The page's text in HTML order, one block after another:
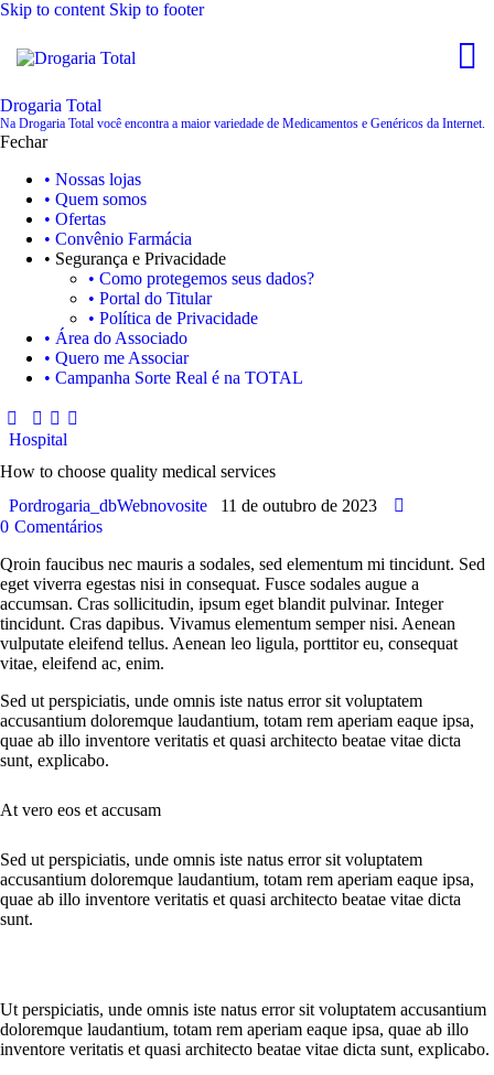
Skip to content Skip to footer
Drogaria Total
Na Drogaria Total você encontra a maior variedade de Medicamentos e Genéricos da Internet.
Fechar
• Nossas lojas
• Quem somos
• Ofertas
• Convênio Farmácia
• Segurança e Privacidade
• Como protegemos seus dados?
• Portal do Titular
• Política de Privacidade
• Área do Associado
• Quero me Associar
• Campanha Sorte Real é na TOTAL
Hospital
How to choose quality medical services
Pordrogaria_dbWebnovosite
11 de outubro de 2023
0 Comentários
Qroin faucibus nec mauris a sodales, sed elementum mi tincidunt. Sed
eget viverra egestas nisi in consequat. Fusce sodales augue a
accumsan. Cras sollicitudin, ipsum eget blandit pulvinar. Integer
tincidunt. Cras dapibus. Vivamus elementum semper nisi. Aenean
vulputate eleifend tellus. Aenean leo ligula, porttitor eu, consequat
vitae, eleifend ac, enim.
Sed ut perspiciatis, unde omnis iste natus error sit voluptatem
accusantium doloremque laudantium, totam rem aperiam eaque ipsa,
quae ab illo inventore veritatis et quasi architecto beatae vitae dicta
sunt, explicabo.
At vero eos et accusam
Sed ut perspiciatis, unde omnis iste natus error sit voluptatem
accusantium doloremque laudantium, totam rem aperiam eaque ipsa,
quae ab illo inventore veritatis et quasi architecto beatae vitae dicta
sunt.
Ut perspiciatis, unde omnis iste natus error sit voluptatem accusantium
doloremque laudantium, totam rem aperiam eaque ipsa, quae ab illo
inventore veritatis et quasi architecto beatae vitae dicta sunt, explicabo.